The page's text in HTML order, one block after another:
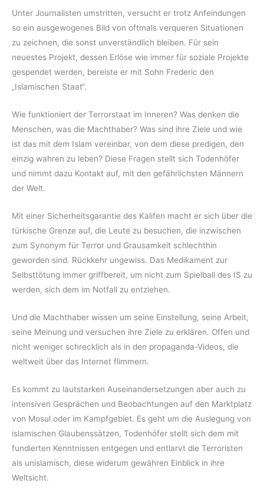
Unter Journalisten umstritten, versucht er trotz Anfeindungen
so ein ausgewogenes Bild von oftmals verqueren Situationen
zu zeichnen, die sonst unverständlich bleiben. Für sein
neuestes Projekt, dessen Erlöse wie immer für soziale Projekte
gespendet werden, bereiste er mit Sohn Frederic den
„Islamischen Staat“.
Wie funktioniert der Terrorstaat im Inneren? Was denken die
Menschen, was die Machthaber? Was sind ihre Ziele und wie
ist das mit dem Islam vereinbar, von dem diese predigen, den
einzig wahren zu leben? Diese Fragen stellt sich Todenhöfer
und nimmt dazu Kontakt auf, mit den gefährlichsten Männern
der Welt.
Mit einer Sicherheitsgarantie des Kalifen macht er sich über die
türkische Grenze auf, die Leute zu besuchen, die inzwischen
zum Synonym für Terror und Grausamkeit schlechthin
geworden sind. Rückkehr ungewiss. Das Medikament zur
Selbsttötung immer griffbereit, um nicht zum Spielball des IS zu
werden, sich dem im Notfall zu entziehen.
Und die Machthaber wissen um seine Einstellung, seine Arbeit,
seine Meinung und versuchen ihre Ziele zu erklären. Offen und
nicht weniger schrecklich als in den propaganda-Videos, die
weltweit über das Internet flimmern.
Es kommt zu lautstarken Auseinandersetzungen aber auch zu
intensiven Gesprächen und Beobachtungen auf den Marktplatz
von Mosul oder im Kampfgebiet. Es geht um die Auslegung von
islamischen Glaubenssätzen, Todenhöfer stellt sich dem mit
fundierten Kenntnissen entgegen und entlarvt die Terroristen
als unislamisch, diese widerum gewähren Einblick in ihre
Weltsicht.